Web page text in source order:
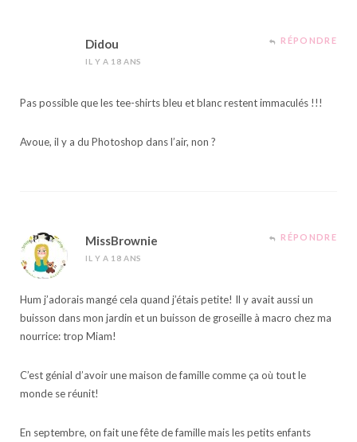
Didou
IL Y A 18 ANS
RÉPONDRE
Pas possible que les tee-shirts bleu et blanc restent immaculés !!!
Avoue, il y a du Photoshop dans l’air, non ?
MissBrownie
IL Y A 18 ANS
RÉPONDRE
Hum j’adorais mangé cela quand j’étais petite! Il y avait aussi un
buisson dans mon jardin et un buisson de groseille à macro chez ma
nourrice: trop Miam!
C’est génial d’avoir une maison de famille comme ça où tout le
monde se réunit!
En septembre, on fait une fête de famille mais les petits enfants